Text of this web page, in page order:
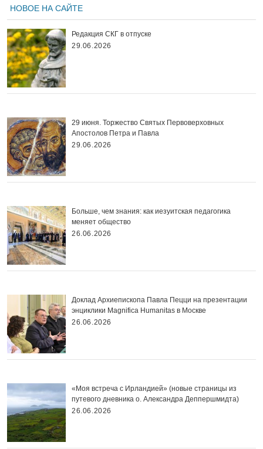
НОВОЕ НА САЙТЕ
Редакция СКГ в отпуске
29.06.2026
29 июня. Торжество Святых Первоверховных
Апостолов Петра и Павла
29.06.2026
Больше, чем знания: как иезуитская педагогика
меняет общество
26.06.2026
Доклад Архиепископа Павла Пецци на презентации
энциклики Magnifica Нumanitas в Москве
26.06.2026
«Моя встреча с Ирландией» (новые страницы из
путевого дневника о. Александра Деппершмидта)
26.06.2026